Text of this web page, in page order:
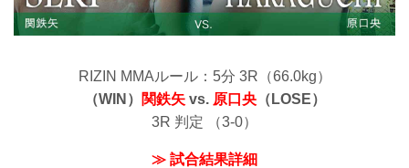
RIZIN MMAルール：5分 3R（66.0kg）
（WIN）
関鉄矢vs. 原口央（LOSE）
3R 判定 （3-0）
≫ 試合結果詳細